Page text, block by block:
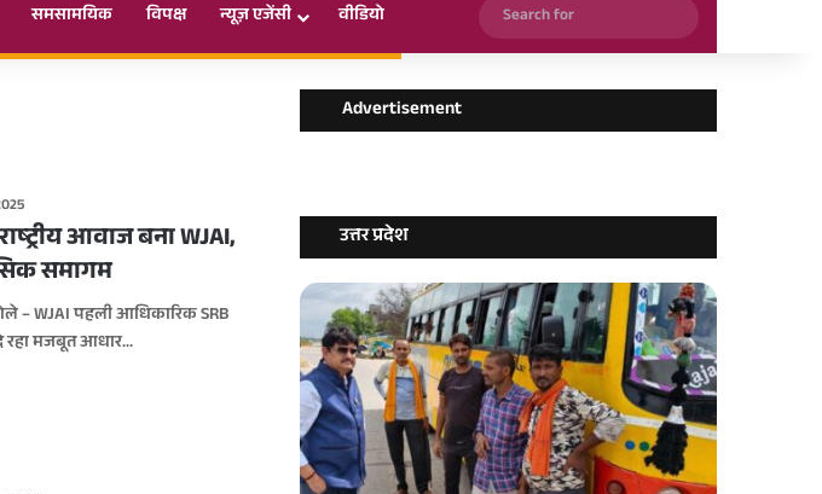
समसामयिक विपक्ष न्यूज़ एजेंसी वीडियो
Search
for
आवाज बना WJAI,
समागम
– WJAI पहली आधिकारिक SRB
रहा मजबूत आधार…
Advertisement
उत्तर प्रदेश